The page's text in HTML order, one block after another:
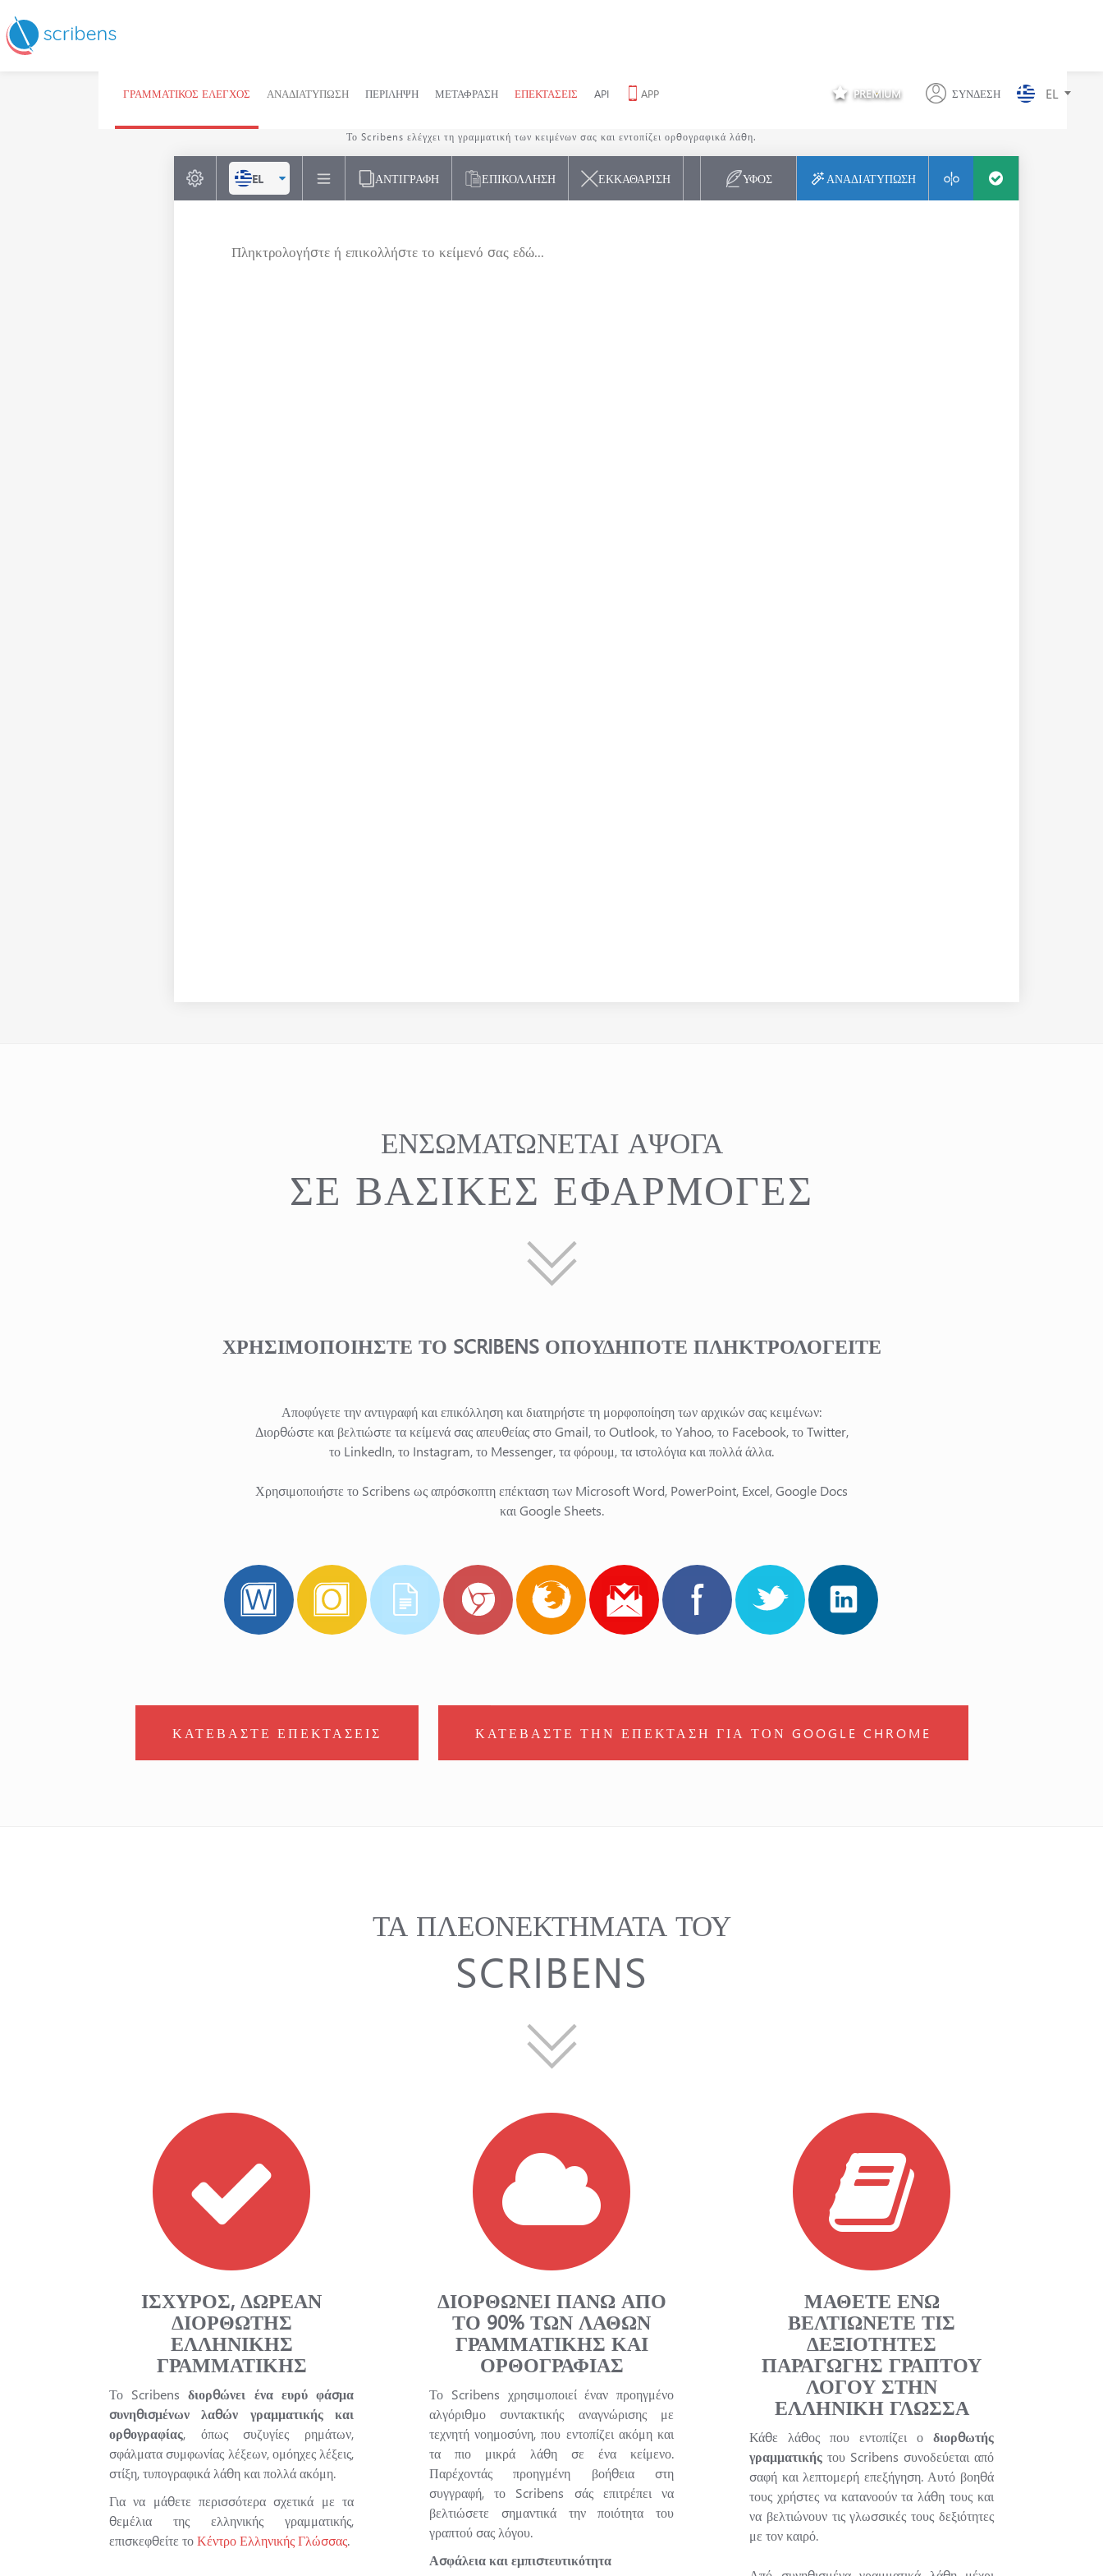
ΓΡΑΜΜΑΤΙΚΌΣ ΈΛΕΓΧΟΣ ΑΝΑΔΙΑΤΎΠΩΣΗ ΠΕΡΊΛΗΨΗ ΜΕΤΆΦΡΑΣΗ ΕΠΕΚΤΆΣΕΙΣ API APP PREMIUM ΣΎΝΔΕΣΗ EL
Το Scribens ελέγχει τη γραμματική των κειμένων σας και εντοπίζει ορθογραφικά λάθη.
EL ΑΝΤΙΓΡΑΦΉ ΕΠΙΚΌΛΛΗΣΗ ΕΚΚΑΘΆΡΙΣΗ ΎΦΟΣ ΑΝΑΔΙΑΤΎΠΩΣΗ
ΕΝΣΩΜΑΤΏΝΕΤΑΙ ΆΨΟΓΑ
ΣΕ ΒΑΣΙΚΈΣ ΕΦΑΡΜΟΓΈΣ
ΧΡΗΣΙΜΟΠΟΙΉΣΤΕ ΤΟ SCRIBENS ΟΠΟΥΔΉΠΟΤΕ ΠΛΗΚΤΡΟΛΟΓΕΊΤΕ
Αποφύγετε την αντιγραφή και επικόλληση και διατηρήστε τη μορφοποίηση των αρχικών σας κειμένων:
Διορθώστε και βελτιώστε τα κείμενά σας απευθείας στο Gmail, το Outlook, το Yahoo, το Facebook, το Twitter,
το LinkedIn, το Instagram, το Messenger, τα φόρουμ, τα ιστολόγια και πολλά άλλα.
Χρησιμοποιήστε το Scribens ως απρόσκοπτη επέκταση των Microsoft Word, PowerPoint, Excel, Google Docs
και Google Sheets.
ΚΑΤΕΒΑΣΤΕ ΕΠΕΚΤΑΣΕΙΣ ΚΑΤΕΒΑΣΤΕ ΤΗΝ ΕΠΕΚΤΑΣΗ ΓΙΑ ΤΟΝ GOOGLE CHROME
ΤΑ ΠΛΕΟΝΕΚΤΉΜΑΤΑ ΤΟΥ
SCRIBENS
ΙΣΧΥΡΟΣ, ΔΩΡΕΑΝ
ΔΙΟΡΘΩΤΗΣ
ΕΛΛΗΝΙΚΗΣ
ΓΡΑΜΜΑΤΙΚΗΣ
Το Scribensδιορθώνει ένα ευρύ φάσμα
συνηθισμένων λαθών γραμματικής και
ορθογραφίας, όπως συζυγίες ρημάτων,
σφάλματα συμφωνίας λέξεων, ομόηχες λέξεις,
στίξη, τυπογραφικά λάθη και πολλά ακόμη.
Για να μάθετε περισσότερα σχετικά με τα
θεμέλια της ελληνικής γραμματικής,
επισκεφθείτε τοΚέντρο Ελληνικής Γλώσσας.
ΔΙΟΡΘΩΝΕΙ ΠΑΝΩ ΑΠΟ
ΤΟ 90% ΤΩΝ ΛΑΘΩΝ
ΓΡΑΜΜΑΤΙΚΗΣ ΚΑΙ
ΟΡΘΟΓΡΑΦΙΑΣ
Το Scribens χρησιμοποιεί έναν προηγμένο
αλγόριθμο συντακτικής αναγνώρισης με
τεχνητή νοημοσύνη, που εντοπίζει ακόμη και
τα πιο μικρά λάθη σε ένα κείμενο.
Παρέχοντάς προηγμένη βοήθεια στη
συγγραφή, το Scribens σάς επιτρέπει να
βελτιώσετε σημαντικά την ποιότητα του
γραπτού σας λόγου.
Ασφάλεια και εμπιστευτικότητα
ΜΑΘΕΤΕ ΕΝΩ
ΒΕΛΤΙΩΝΕΤΕ ΤΙΣ
ΔΕΞΙΟΤΗΤΕΣ
ΠΑΡΑΓΩΓΗΣ ΓΡΑΠΤΟΥ
ΛΟΓΟΥ ΣΤΗΝ
ΕΛΛΗΝΙΚΗ ΓΛΩΣΣΑ
Κάθε λάθος που εντοπίζει ο διορθωτής
γραμματικής του Scribens συνοδεύεται από
σαφή και λεπτομερή επεξήγηση. Αυτό βοηθά
τους χρήστες να κατανοούν τα λάθη τους και
να βελτιώνουν τις γλωσσικές τους δεξιότητες
με τον καιρό.